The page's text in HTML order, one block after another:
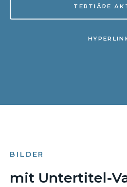
TERTIÄRE
BILDER
mit Untertitel-